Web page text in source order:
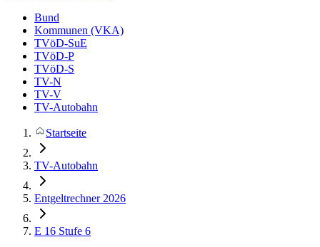
Bund
Kommunen (VKA)
TVöD-SuE
TVöD-P
TVöD-S
TV-N
TV-V
TV-Autobahn
Startseite
TV-Autobahn
Entgeltrechner 2026
E 16 Stufe 6